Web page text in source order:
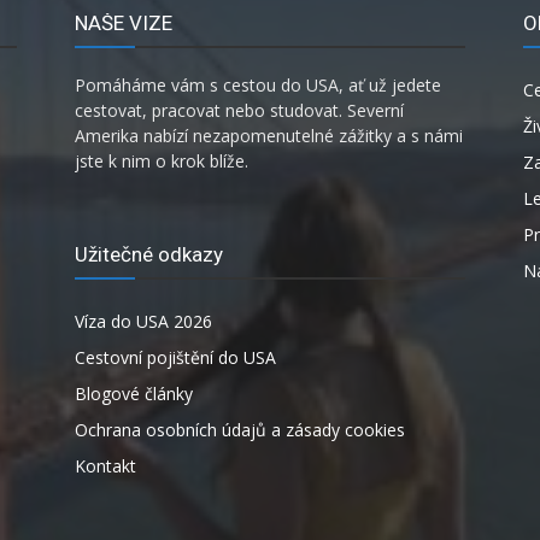
NAŠE VIZE
Pomáháme vám s cestou do USA, ať už jedete
cestovat, pracovat nebo studovat. Severní
Amerika nabízí nezapomenutelné zážitky a s námi
jste k nim o krok blíže.
Užitečné odkazy
Víza do USA 2026
Cestovní pojištění do USA
Blogové články
Ochrana osobních údajů a zásady cookies
Kontakt